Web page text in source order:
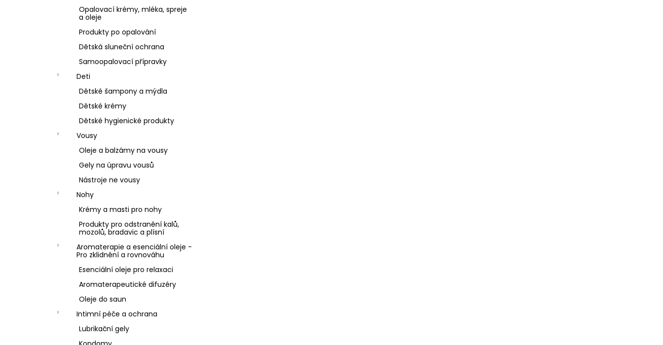
Opalovací krémy, mléka, spreje
a oleje
Produkty po opalování
Dětská sluneční ochrana
Samoopalovací přípravky
Deti
Dětské šampony a mýdla
Dětské krémy
Dětské hygienické produkty
Vousy
Oleje a balzámy na vousy
Gely na úpravu vousů
Nástroje ne vousy
Nohy
Krémy a masti pro nohy
Produkty pro odstranění kalů,
mozolů, bradavic a plísní
Aromaterapie a esenciální oleje -
Pro zklidnění a rovnováhu
Esenciální oleje pro relaxaci
Aromaterapeutické difuzéry
Oleje do saun
Intimní péče a ochrana
Lubrikační gely